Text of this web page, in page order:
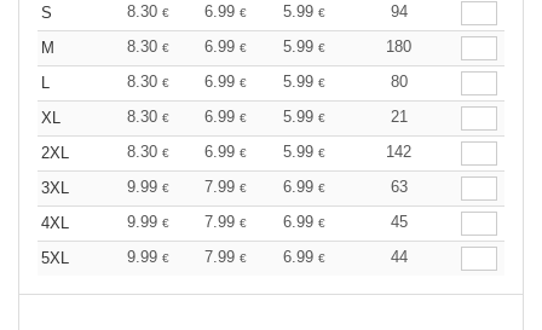
S
8.30 € 6.99 € 5.99 €
94
M
8.30 € 6.99 € 5.99 €
180
8.30 € 6.99 € 5.99 €
80
XL
8.30 € 6.99 € 5.99 €
21
2XL
8.30 € 6.99 € 5.99 €
142
3XL
9.99 € 7.99 € 6.99 €
63
4XL
9.99 € 7.99 € 6.99 €
45
5XL
9.99 € 7.99 € 6.99 € 44